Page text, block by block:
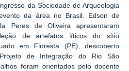
da Sociedade de Arqueologia
da área no Brasil. Edson de
Peres de Oliveira apresentaram
de artefatos líticos do sítio
em Floresta (PE), descoberto
de Integração do Rio São
foram orientados pelo docente